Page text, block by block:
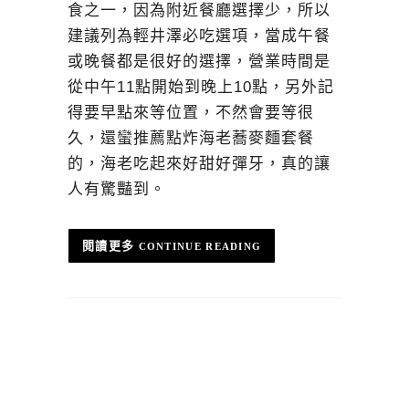
食之一，因為附近餐廳選擇少，所以
建議列為輕井澤必吃選項，當成午餐
或晚餐都是很好的選擇，營業時間是
從中午11點開始到晚上10點，另外記
得要早點來等位置，不然會要等很
久，還蠻推薦點炸海老蕎麥麵套餐
的，海老吃起來好甜好彈牙，真的讓
人有驚豔到。
CONTINUE READING